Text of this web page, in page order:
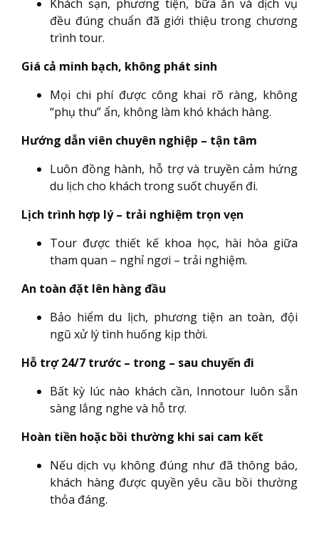
Khách sạn, phương tiện, bữa ăn và dịch vụ
đều đúng chuẩn đã giới thiệu trong chương
trình tour.
Giá cả minh bạch, không phát sinh
Mọi chi phí được công khai rõ ràng, không
“phụ thu” ẩn, không làm khó khách hàng.
Hướng dẫn viên chuyên nghiệp – tận tâm
Luôn đồng hành, hỗ trợ và truyền cảm hứng
du lịch cho khách trong suốt chuyến đi.
Lịch trình hợp lý – trải nghiệm trọn vẹn
Tour được thiết kế khoa học, hài hòa giữa
tham quan – nghỉ ngơi – trải nghiệm.
An toàn đặt lên hàng đầu
Bảo hiểm du lịch, phương tiện an toàn, đội
ngũ xử lý tình huống kịp thời.
Hỗ trợ 24/7 trước – trong – sau chuyến đi
Bất kỳ lúc nào khách cần, Innotour luôn sẵn
sàng lắng nghe và hỗ trợ.
Hoàn tiền hoặc bồi thường khi sai cam kết
Nếu dịch vụ không đúng như đã thông báo,
khách hàng được quyền yêu cầu bồi thường
thỏa đáng.